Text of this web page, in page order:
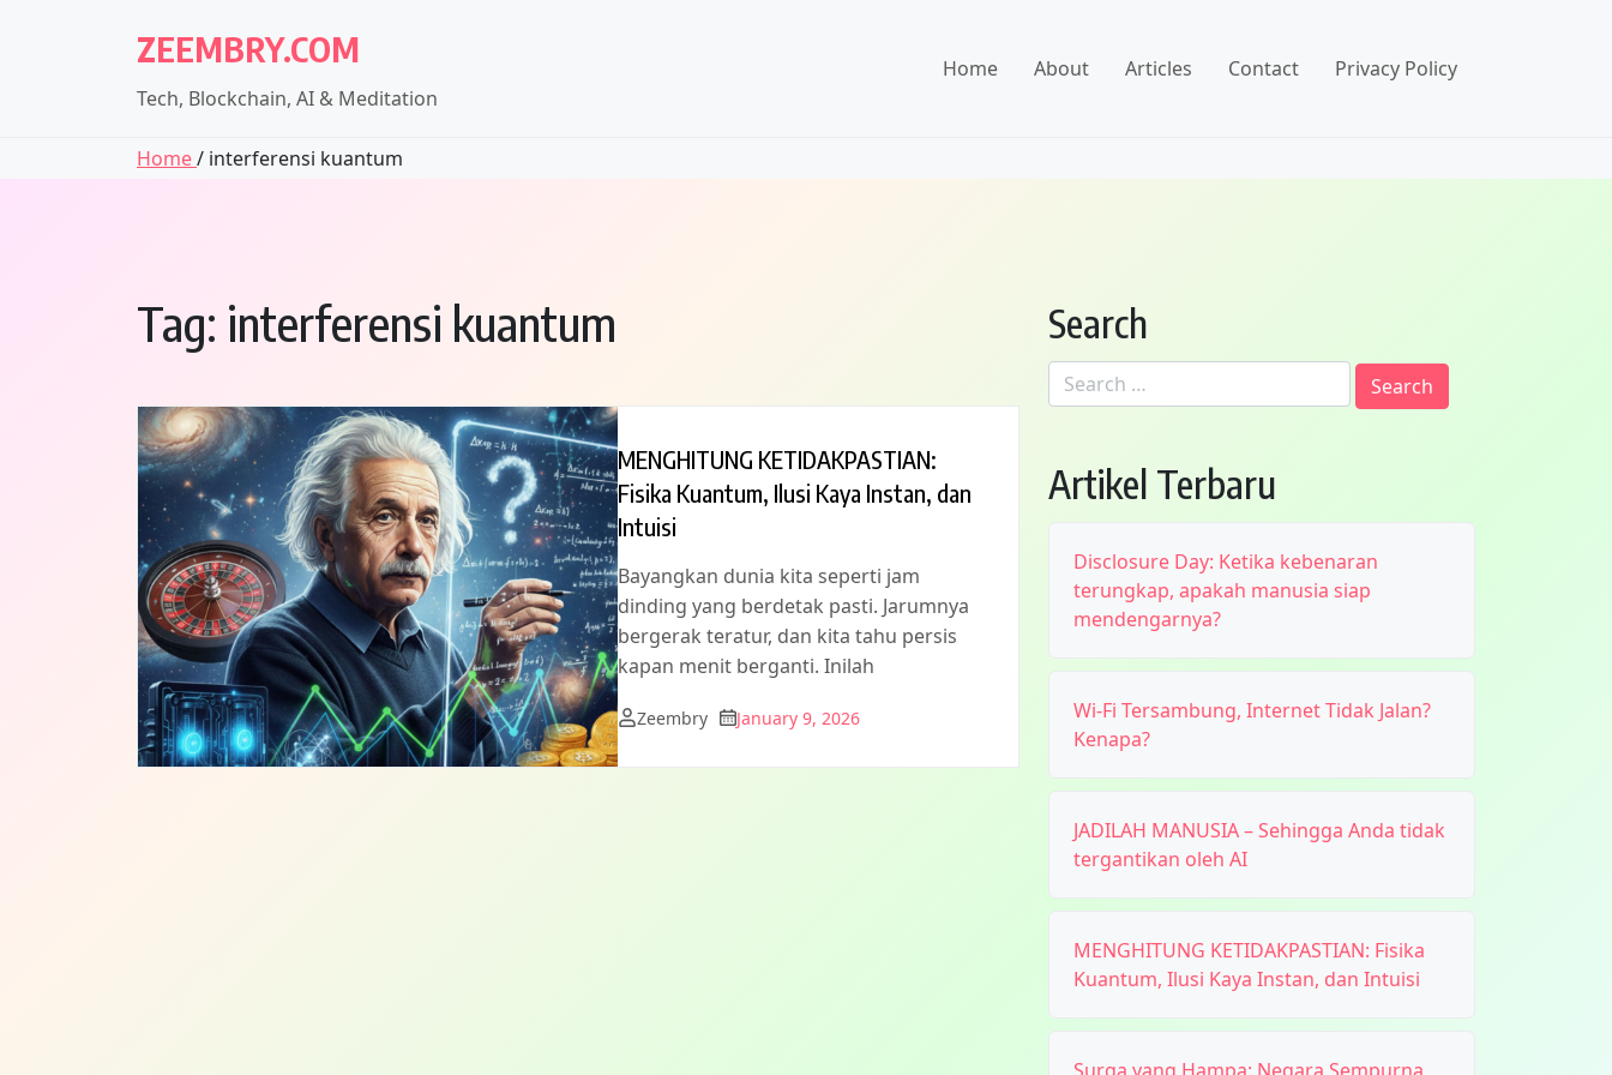
ZEEMBRY.COM
Tech, Blockchain, AI & Meditation
Home About Articles Contact Privacy Policy
Home/ interferensi kuantum
Tag: interferensi kuantum
MENGHITUNG KETIDAKPASTIAN:
Fisika Kuantum, Ilusi Kaya Instan, dan
Intuisi
Bayangkan dunia kita seperti jam
dinding yang berdetak pasti. Jarumnya
bergerak teratur, dan kita tahu persis
kapan menit berganti. Inilah
Zeembry January 9, 2026
Search
Search
for:
Artikel Terbaru
Disclosure Day: Ketika kebenaran
terungkap, apakah manusia siap
mendengarnya?
Wi-Fi Tersambung, Internet Tidak Jalan?
Kenapa?
JADILAH MANUSIA – Sehingga Anda tidak
tergantikan oleh AI
MENGHITUNG KETIDAKPASTIAN: Fisika
Kuantum, Ilusi Kaya Instan, dan Intuisi